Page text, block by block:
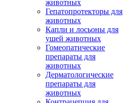
животных
Гепатопротекторы для
животных
Капли и лосьоны для
ушей животных
Гомеопатические
препараты для
животных
Дерматологические
препараты для
животных